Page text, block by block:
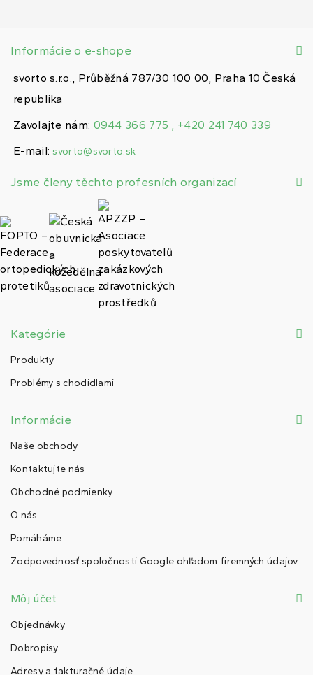
Informácie o e-shope
svorto s.r.o., Průběžná 787/30 100 00, Praha 10 Česká
republika
Zavolajte nám: 0944 366 775 , +420 241 740 339
E-mail: svorto@svorto.sk
Jsme členy těchto profesních organizací
Kategórie
Produkty
Problémy s chodidlami
Informácie
Naše obchody
Kontaktujte nás
Obchodné podmienky
O nás
Pomáháme
Zodpovednosť spoločnosti Google ohľadom firemných údajov
Môj účet
Objednávky
Dobropisy
Adresy a fakturačné údaje